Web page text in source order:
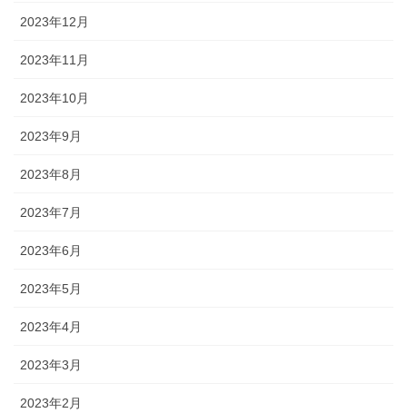
2023年12月
2023年11月
2023年10月
2023年9月
2023年8月
2023年7月
2023年6月
2023年5月
2023年4月
2023年3月
2023年2月